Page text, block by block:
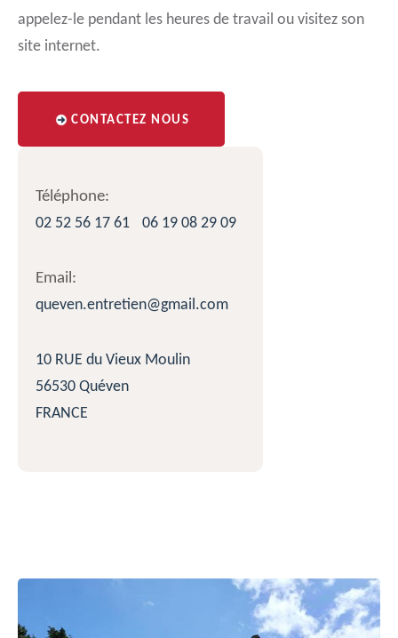
appelez-le pendant les heures de travail ou visitez son
site internet.
CONTACTEZ NOUS
Téléphone:
02 52 56 17 61
06 19 08 29 09
Email:
queven.entretien@gmail.com
10 RUE du Vieux Moulin
56530 Quéven
FRANCE